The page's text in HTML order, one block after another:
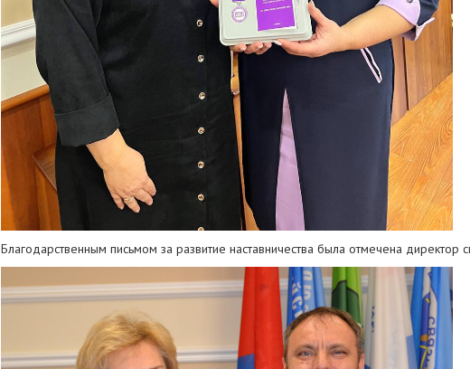
Благодарственным письмом за развитие наставничества была отмечена